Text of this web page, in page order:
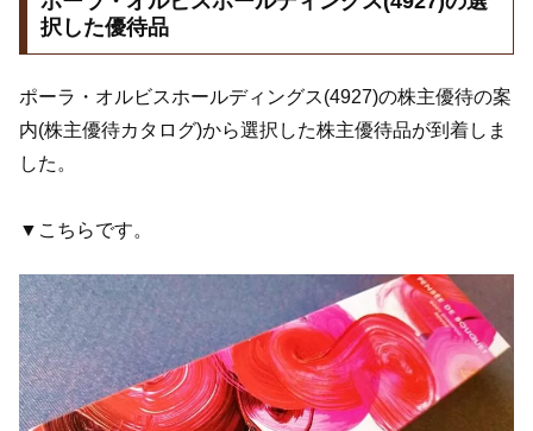
択した優待品
ポーラ・オルビスホールディングス(4927)の株主優待の案
内(株主優待カタログ)から選択した株主優待品が到着しま
した。
▼こちらです。